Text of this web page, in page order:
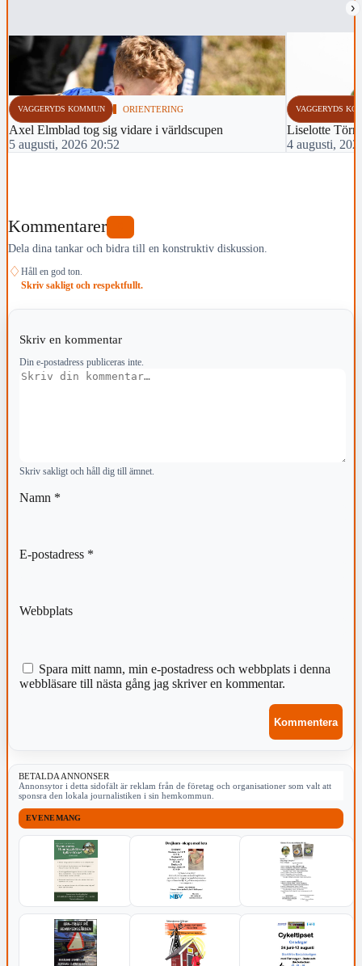
›
VAGGERYDS KOMMUN ORIENTERING
Axel Elmblad tog sig vidare i världscupen
5 augusti, 2026 20:52
VAGGERYDS
Liselotte
4 augusti,
Kommentarer
Dela dina tankar och bidra till en konstruktiv diskussion.
♢ Håll en god ton.
Skriv sakligt och respektfullt.
Skriv en kommentar
Din e-postadress publiceras inte.
Kommentar
Skriv sakligt och håll dig till ämnet.
Namn *
E-postadress *
Webbplats
Spara mitt namn, min e-postadress och webbplats i denna
webbläsare till nästa gång jag skriver en kommentar.
BETALDA ANNONSER
Annonsytor i detta sidofält är reklam från de företag och organisationer som valt att
sponsra den lokala journalistiken i sin hemkommun.
EVENEMANG